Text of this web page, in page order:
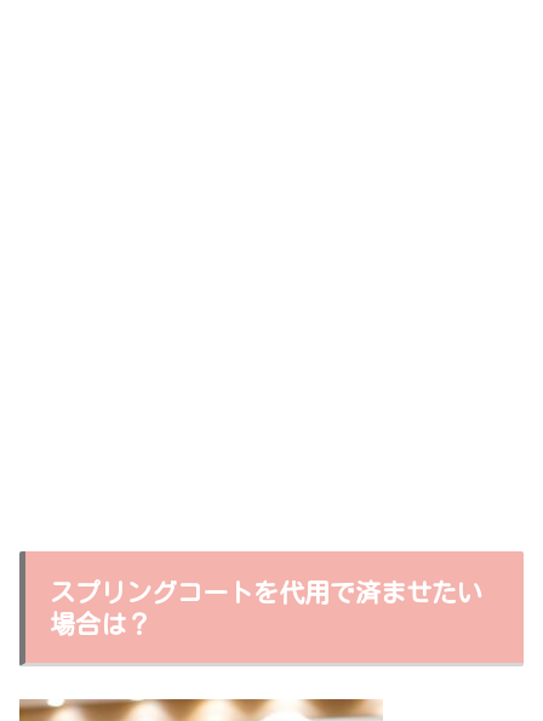
スプリングコートを代用で済ませたい
場合は？